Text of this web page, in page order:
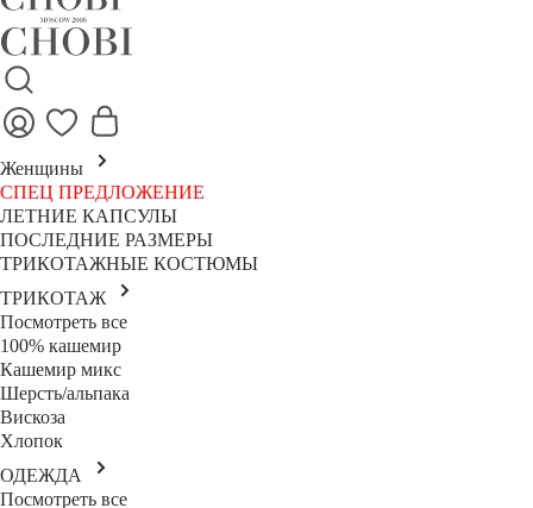
Женщины
СПЕЦ ПРЕДЛОЖЕНИЕ
ЛЕТНИЕ КАПСУЛЫ
ПОСЛЕДНИЕ РАЗМЕРЫ
ТРИКОТАЖНЫЕ КОСТЮМЫ
ТРИКОТАЖ
Посмотреть все
100% кашемир
Кашемир микс
Шерсть/альпака
Вискоза
Хлопок
ОДЕЖДА
Посмотреть все